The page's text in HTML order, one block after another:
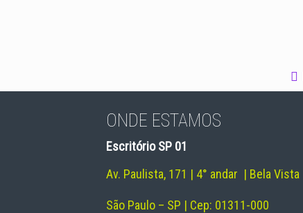
ONDE ESTAMOS
Escritório SP 01
Av. Paulista, 171 | 4° andar | Bela Vista
São Paulo – SP | Cep: 01311-000